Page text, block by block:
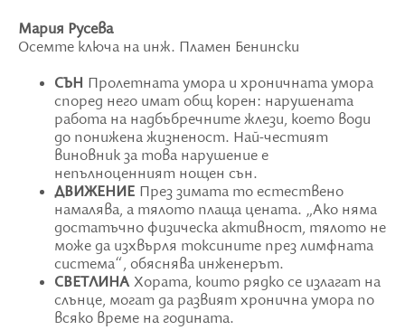
Мария Русева
Осемте ключа на инж. Пламен Бенински
СЪН Пролетната умора и хроничната умора
според него имат общ корен: нарушената
работа на надбъбречните жлези, което води
до понижена жизненост. Най-честият
виновник за това нарушение е
непълноценният нощен сън.
ДВИЖЕНИЕ През зимата то естествено
намалява, а тялото плаща цената. „Ако няма
достатъчно физическа активност, тялото не
може да изхвърля токсините през лимфната
система“, обяснява инженерът.
СВЕТЛИНА Хората, които рядко се излагат на
слънце, могат да развият хронична умора по
всяко време на годината.